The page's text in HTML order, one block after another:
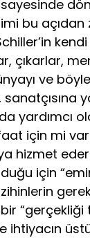
bu açıdan
çıkarlar,
ve
sanatçısına
yardımcı
için mi
hiz­met
için